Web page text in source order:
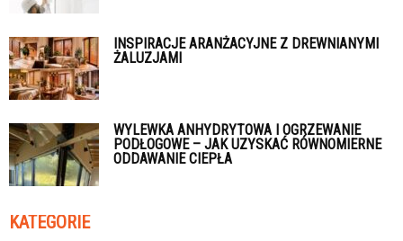
INSPIRACJE ARANŻACYJNE Z DREWNIANYMI
ŻALUZJAMI
WYLEWKA ANHYDRYTOWA I OGRZEWANIE
PODŁOGOWE – JAK UZYSKAĆ RÓWNOMIERNE
ODDAWANIE CIEPŁA
KATEGORIE